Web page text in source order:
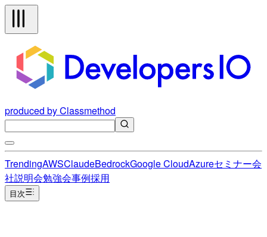
produced by Classmethod
TrendingAWSClaudeBedrockGoogle CloudAzureセミナー会
社説明会勉強会事例採用
目次